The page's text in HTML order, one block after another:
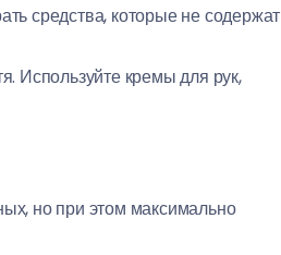
средства, которые не содержат
Используйте кремы для рук,
но при этом максимально